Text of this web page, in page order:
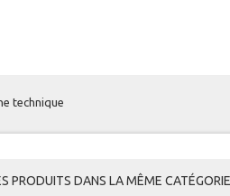
technique
PRODUITS DANS LA MÊME